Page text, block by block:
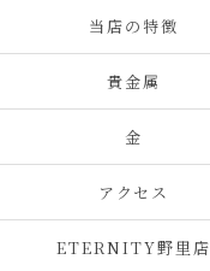
当店の特徴
貴金属
金
アクセス
ETERNITY野里店